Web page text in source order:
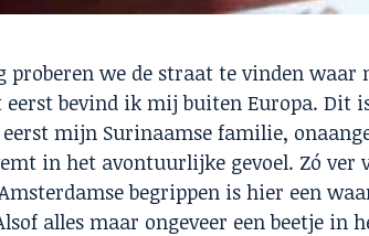
proberen we de straat te vinden
bevind ik mij buiten Europa. Dit
mijn Surinaamse familie,
in het avontuurlijke gevoel. Zó ver
begrippen is hier een
alles maar ongeveer een beetje in